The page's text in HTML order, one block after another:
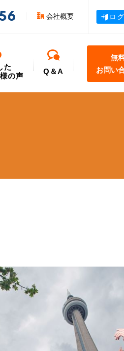
会社概要 ロ
た
の声
Q＆A
無
お問い